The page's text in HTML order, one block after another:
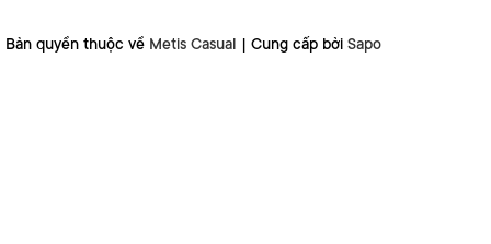
Bản quyền thuộc về Metis Casual | Cung cấp bởi Sapo